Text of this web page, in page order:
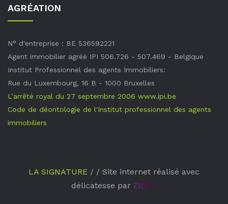
AGRÉATION
N° d'entreprise : BE 536592221
Agent immobilier agréé IPI 506.726 - 507.469 - Belgique
Institut Professionnel des agents Immobiliers:
Rue du Luxembourg, 16 B - 1000 Bruxelles
L’arrêté royal du 27 septembre 2006 www.ipi.be
Code de déontologie de l'Institut professionnel des agents
immobiliers
LA SIGNATURE / / Site internet réalisé avec
délicatesse par ZIDEE